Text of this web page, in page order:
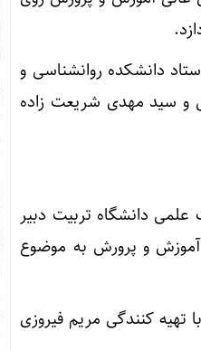
زاده استاد دانشکده روانشناسی و
و سید مهدی شریعت زاده
علمی دانشگاه تربیت دبیر
و پرورش به موضوع
تهیه کنندگی مریم فیروزی